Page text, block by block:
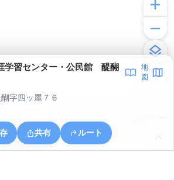
学習センター・公民館 醍醐
地
図
字四ッ屋７６
共有 ルート
鹿町醍醐字妻ノ神